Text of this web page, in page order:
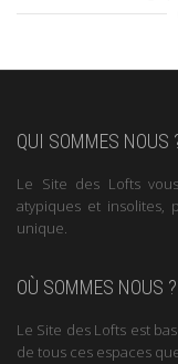
QUI SOMMES NOUS
Le Site des Lofts
atypiques et insolites,
unique.
OÙ SOMMES NOUS ?
Le Site des Lofts est
de tous ces espaces